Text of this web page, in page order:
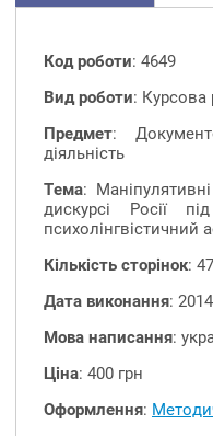
Код роботи: 4649
Вид роботи: Курсова
Предмет:
діяльність
Тема:
дискурсі Росії
психолінгвістичний
Кількість сторінок: 47
Дата виконання: 2014
Мова написання:
Ціна: 400 грн
Оформлення: